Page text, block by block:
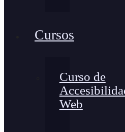
Cursos
Curso de
Web